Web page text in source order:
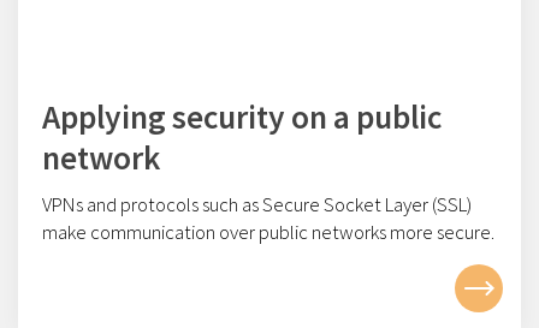
Applying security on a public
network
VPNs and protocols such as Secure Socket Layer (SSL)
make communication over public networks more secure.